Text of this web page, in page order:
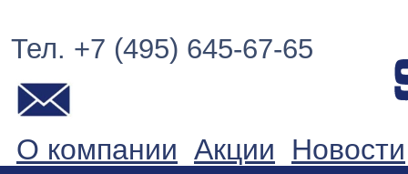
Тел. +7 (495) 645-67-65
О компании Акции Новости